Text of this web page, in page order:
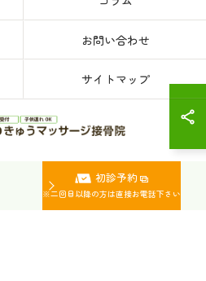
初診予約
※二回目以降の方は直接お電話下さい
お問い合わせ
サイトマップ
院なら庄内はりきゅうマッサージ接骨院 ALL
RESERVED.